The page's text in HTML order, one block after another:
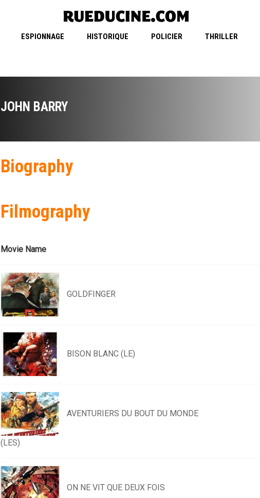
ESPIONNAGE HISTORIQUE POLICIER THRILLER
JOHN BARRY
Biography
Filmography
Movie Name
GOLDFINGER
BISON BLANC (LE)
AVENTURIERS DU BOUT DU MONDE
(LES)
ON NE VIT QUE DEUX FOIS